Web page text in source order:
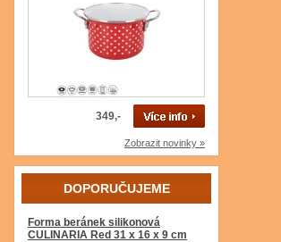
349,-
Zobrazit novinky »
DOPORUČUJEME
Forma beránek silikonová
CULINARIA Red 31 x 16 x 9 cm